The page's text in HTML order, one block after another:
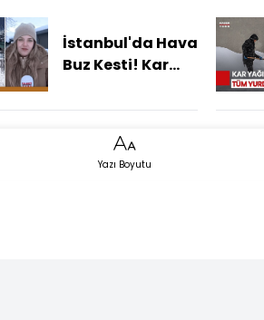
İstanbul'da Hava
Buz Kesti! Kar
Devam Edecek
Yazı Boyutu